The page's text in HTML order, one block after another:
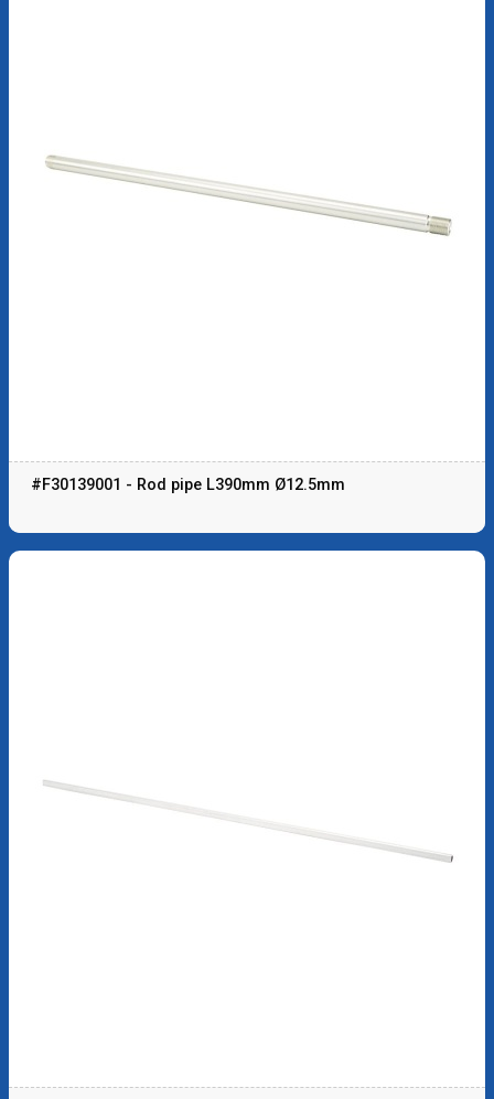
#F30139001 - Rod pipe L390mm Ø12.5mm